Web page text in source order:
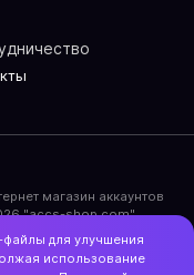
магазин аккаунтов
"accs-shop.com"
для улучшения
использование